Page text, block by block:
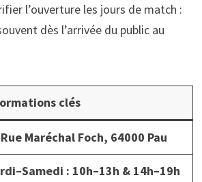
l’ouverture les jours de match :
dès l’arrivée du public au
clés
Maréchal Foch, 64000 Pau
: 10h–13h & 14h–19h